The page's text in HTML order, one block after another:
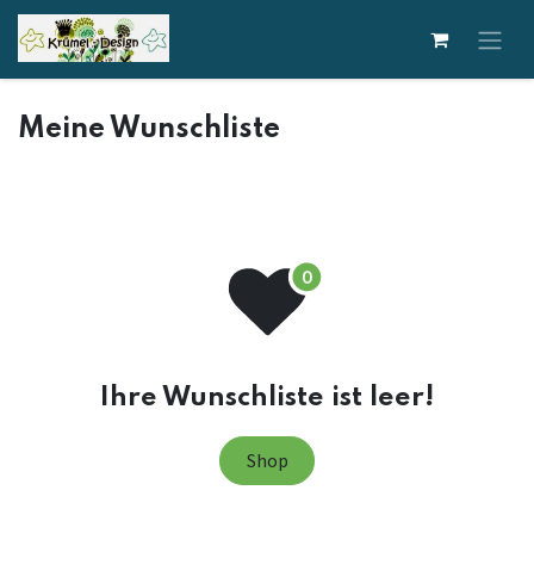
Zum Inhalt springen
Meine Wunschliste
Ihre Wunschliste ist leer!
Shop